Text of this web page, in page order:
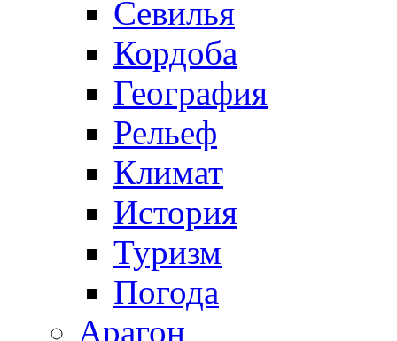
Севилья
Кордоба
География
Рельеф
Климат
История
Туризм
Погода
Арагон